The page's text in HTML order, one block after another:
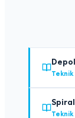
Teknik
Teknik